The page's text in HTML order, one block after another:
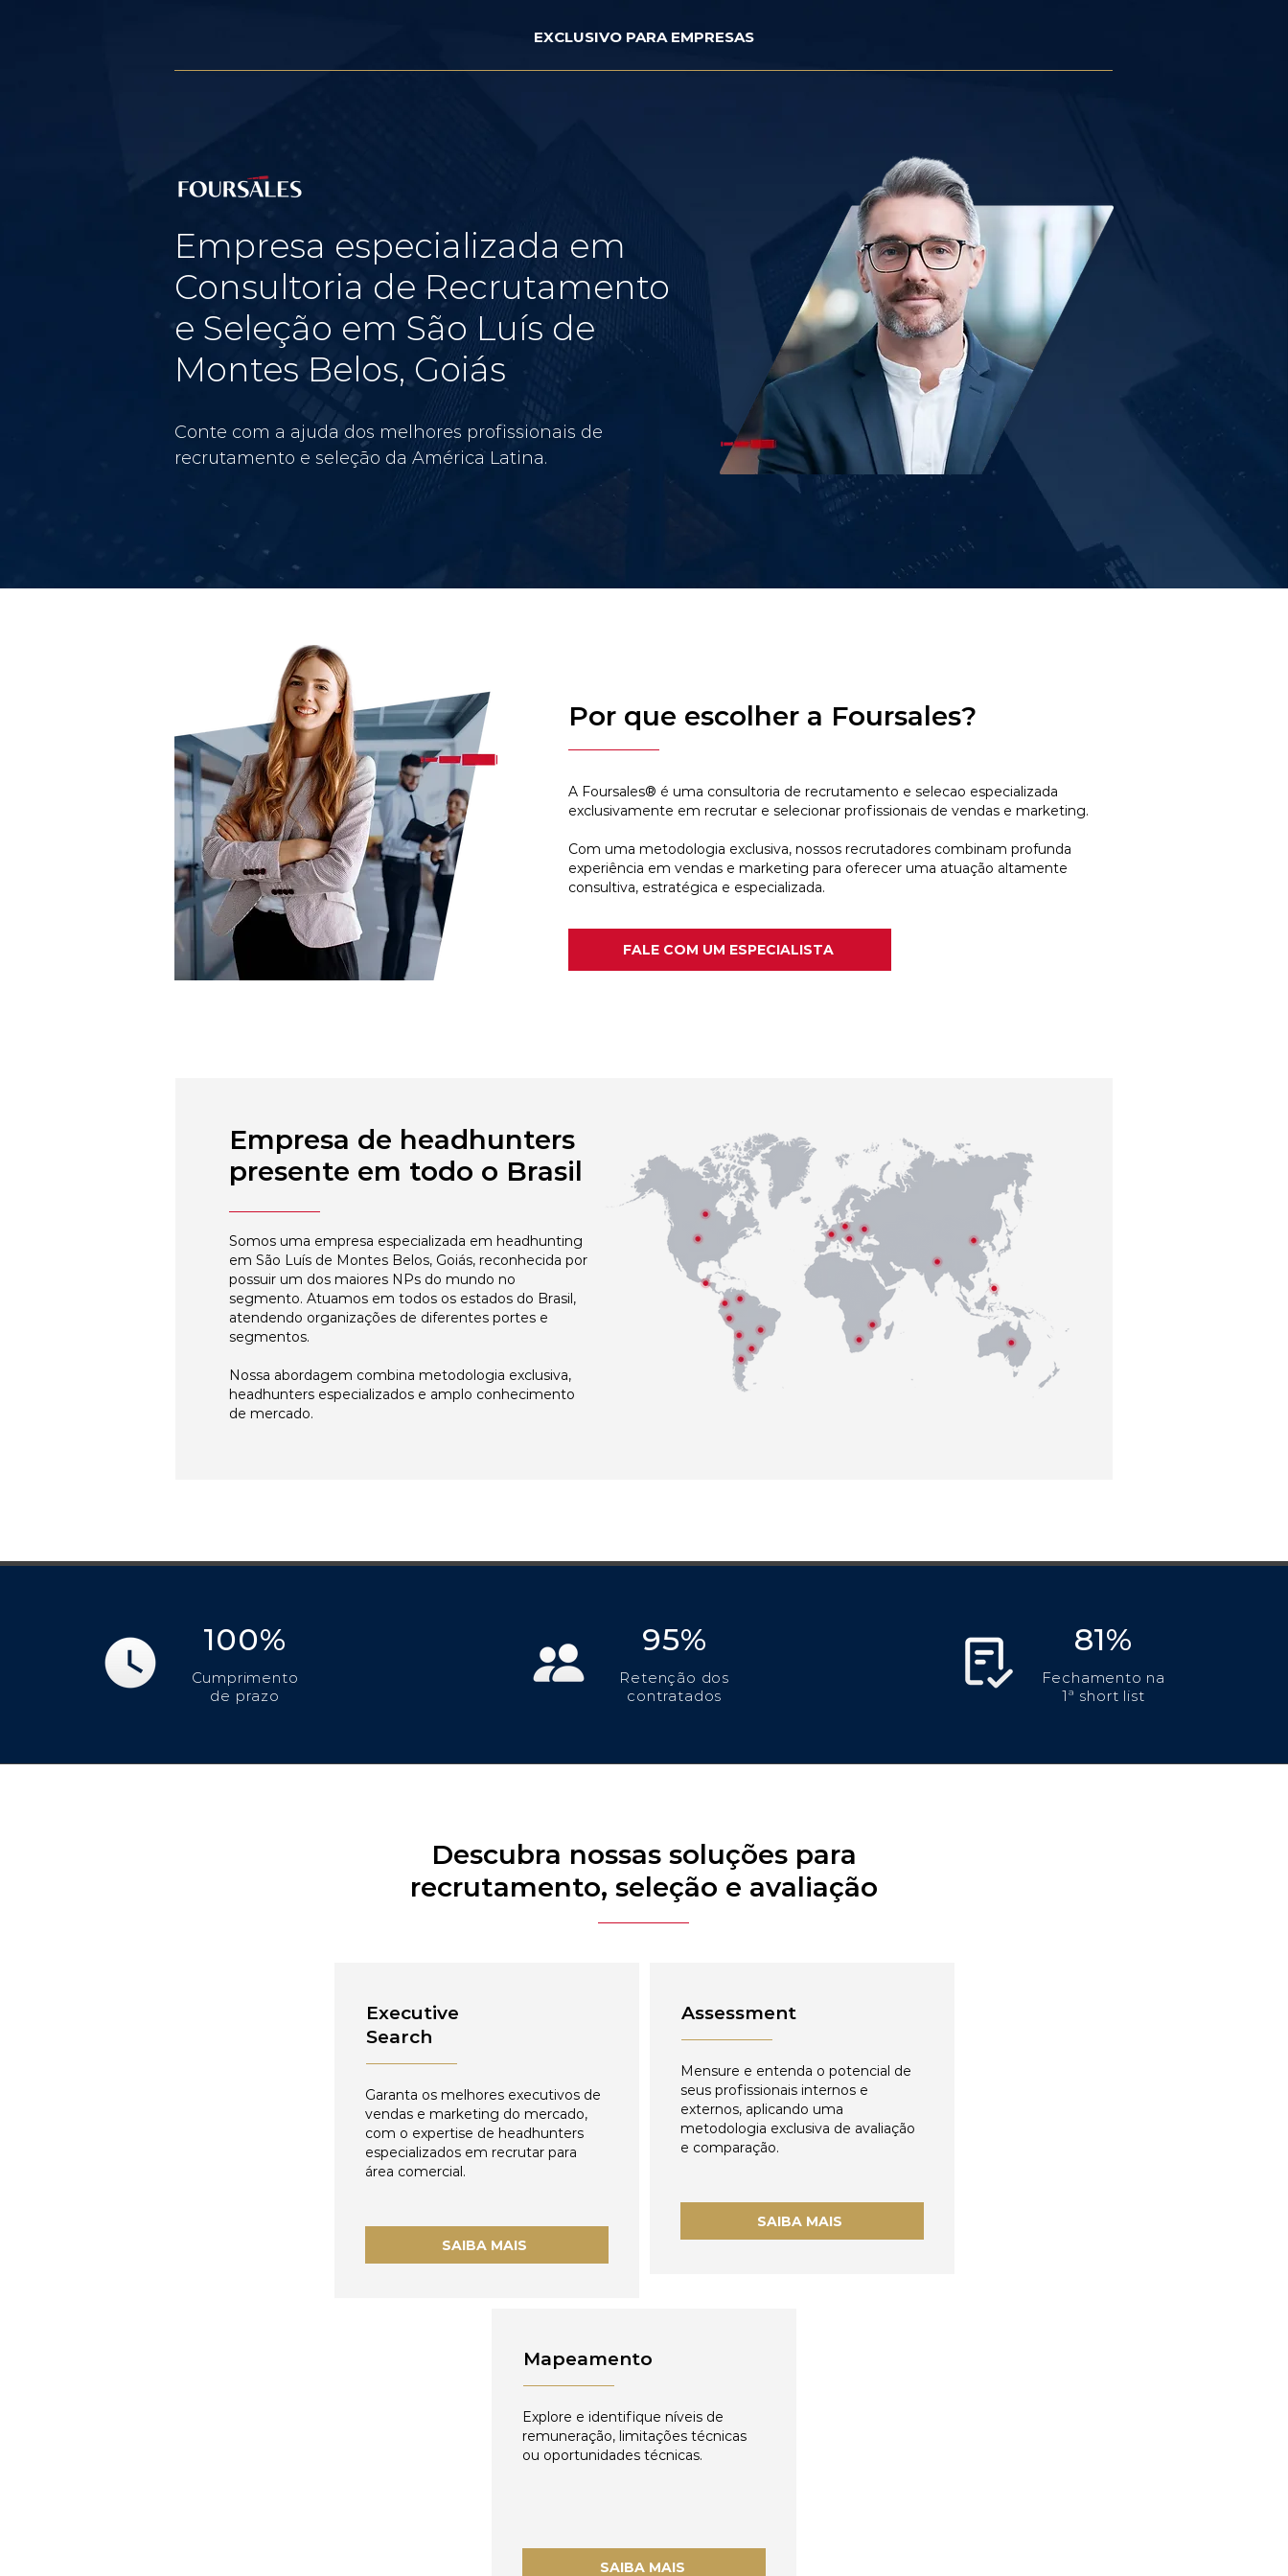
EXCLUSIVO PARA EMPRESAS
Empresa especializada em
Consultoria de Recrutamento
e Seleção em São Luís de
Montes Belos, Goiás
Conte com a ajuda dos melhores profissionais de
recrutamento e seleção da América Latina.
Por que escolher a Foursales?
A Foursales® é uma consultoria de recrutamento e selecao especializada
exclusivamente em recrutar e selecionar profissionais de vendas e marketing.
Com uma metodologia exclusiva, nossos recrutadores combinam profunda
experiência em vendas e marketing para oferecer uma atuação altamente
consultiva, estratégica e especializada.
FALE COM UM ESPECIALISTA
Empresa de headhunters
presente em todo o Brasil
Somos uma empresa especializada em headhunting
em São Luís de Montes Belos, Goiás, reconhecida por
possuir um dos maiores NPs do mundo no
segmento. Atuamos em todos os estados do Brasil,
atendendo organizações de diferentes portes e
segmentos.
Nossa abordagem combina metodologia exclusiva,
headhunters especializados e amplo conhecimento
de mercado.
100%
Cumprimento
de prazo
95%
Retenção dos
contratados
81%
Fechamento na
1ª short list
Descubra nossas soluções para
recrutamento, seleção e avaliação
Executive
Search
Garanta os melhores executivos de
vendas e marketing do mercado,
com o expertise de headhunters
especializados em recrutar para
área comercial.
SAIBA MAIS
Assessment
Mensure e entenda o potencial de
seus profissionais internos e
externos, aplicando uma
metodologia exclusiva de avaliação
e comparação.
SAIBA MAIS
Mapeamento
Explore e identifique níveis de
remuneração, limitações técnicas
ou oportunidades técnicas.
SAIBA MAIS